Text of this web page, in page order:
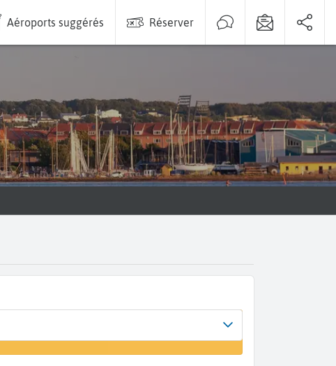
Aéroports suggérés Réserver
Aalborg (AAL)